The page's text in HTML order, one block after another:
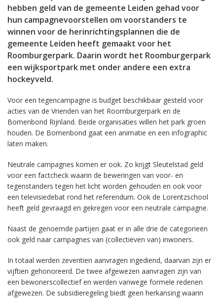
hebben geld van de gemeente Leiden gehad voor
hun campagnevoorstellen om voorstanders te
winnen voor de herinrichtingsplannen die de
gemeente Leiden heeft gemaakt voor het
Roomburgerpark. Daarin wordt het Roomburgerpark
een wijksportpark met onder andere een extra
hockeyveld.
Voor een tegencampagne is budget beschikbaar gesteld voor
acties van de Vrienden van het Roomburgerpark en de
Bomenbond Rijnland. Beide organisaties willen het park groen
houden. De Bomenbond gaat een animatie en een infographic
laten maken.
Neutrale campagnes komen er ook. Zo krijgt Sleutelstad geld
voor een factcheck waarin de beweringen van voor- en
tegenstanders tegen het licht worden gehouden en ook voor
een televisiedebat rond het referendum. Ook de Lorentzschool
heeft geld gevraagd en gekregen voor een neutrale campagne.
Naast de genoemde partijen gaat er in alle drie de categorieën
ook geld naar campagnes van (collectieven van) inwoners.
In totaal werden zeventien aanvragen ingediend, daarvan zijn er
vijftien gehonoreerd. De twee afgewezen aanvragen zijn van
een bewonerscollectief en werden vanwege formele redenen
afgewezen. De subsidieregeling biedt geen herkansing waarin